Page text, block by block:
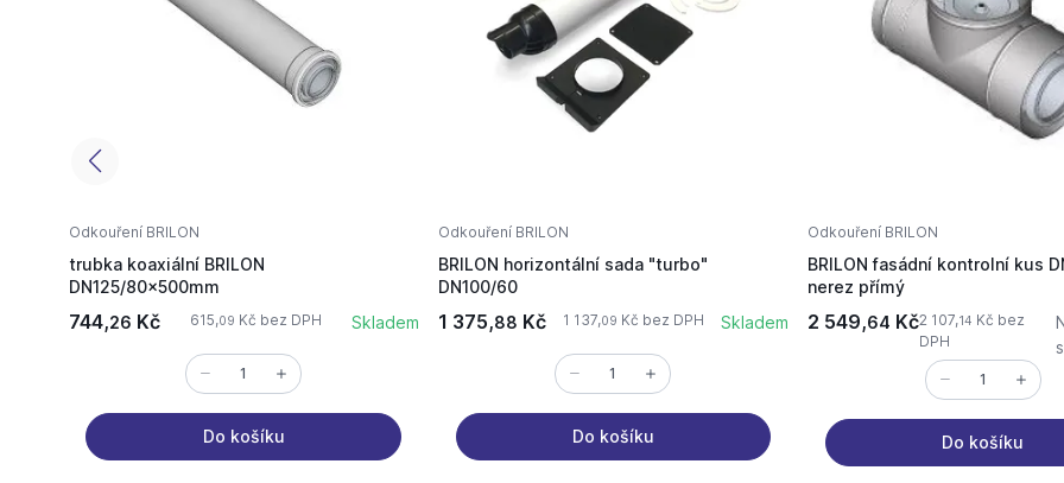
Odkouření BRILON
trubka koaxiální BRILON
DN125/80x500mm
744,26 Kč 615,09 Kč bez DPH Skladem
Do košíku
Odkouření BRILON
BRILON horizontální sada "turbo"
DN100/60
1 375,88 Kč 1 137,09 Kč bez DPH Skladem
Do košíku
Odkouření BRILON
BRILON fasádní kontrolní kus
nerez přímý
2 549,64 Kč2 107,14 Kč bez
DPH
Do košíku